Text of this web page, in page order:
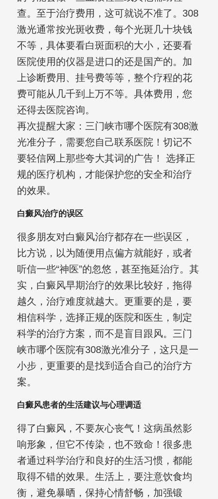
查。至于治疗费用，这可就说不准了。308
激光通常按光斑收费，每个光斑几十块钱
不等，具体要看白斑面积的大小，还要看
医院使用的仪器是进口的还是国产的。加
上诊断费用、挂号费等等，整个疗程的花
费可能从几千到上万不等。具体费用，您
还得去医院咨询。
再次提醒大家：三门峡市哪个医院有308激
光准分子，需要您自己联系医院！切记不
要轻信网上那些夸大其词的广告！ 选择正
规的医疗机构，才能保护您的安全和治疗
的效果。
白癜风治疗的误区
很多朋友对白癜风治疗都存在一些误区，
比方说，以为随便用点偏方就能好，或者
听信一些“神医”的忽悠，甚至拖延治疗。其
实，白癜风早期治疗的效果比较好，拖得
越久，治疗难度就越大。更重要的是，要
相信科学，选择正规的医院和医生，制定
科学的治疗方案，而不是盲目跟风。三门
峡市哪个医院有308激光准分子，这只是一
小步，更重要的是找到适合自己的治疗方
案。
白癜风患者的生活建议与心理调适
得了白癜风，不要灰心丧气！这病虽然影
响形象，但它不传染，也不致命！很多患
者通过科学治疗和良好的生活习惯，都能
取得不错的效果。生活上，要注意饮食均
衡，避免暴晒，保持心情舒畅，加强锻